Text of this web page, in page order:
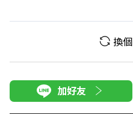
換
加好友